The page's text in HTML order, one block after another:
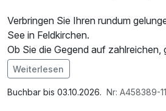
Verbringen Sie Ihren rundum
See in Feldkirchen.
Ob Sie die Gegend auf zahlreichen,
Wander- und Radwegen erkunden,
einen Heidi-inspirierten Themenpark
einen Tagesausflug nach
Weiterlesen
Buchbar bis 03.10.2026. Nr: A458389-